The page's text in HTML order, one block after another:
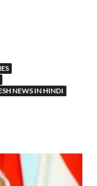
NEWS IN HINDI